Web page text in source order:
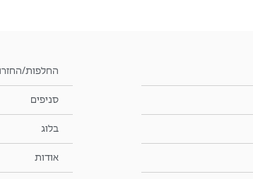
החלפות/
סניפים
בלוג
אודות